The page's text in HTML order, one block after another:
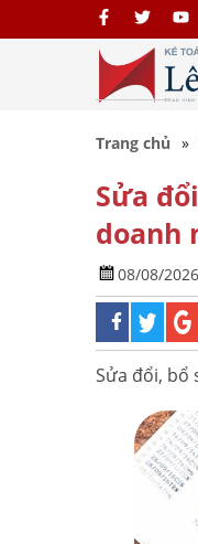
Trang chủ
Sửa
doanh
08/08/
Sửa đổi, bổ